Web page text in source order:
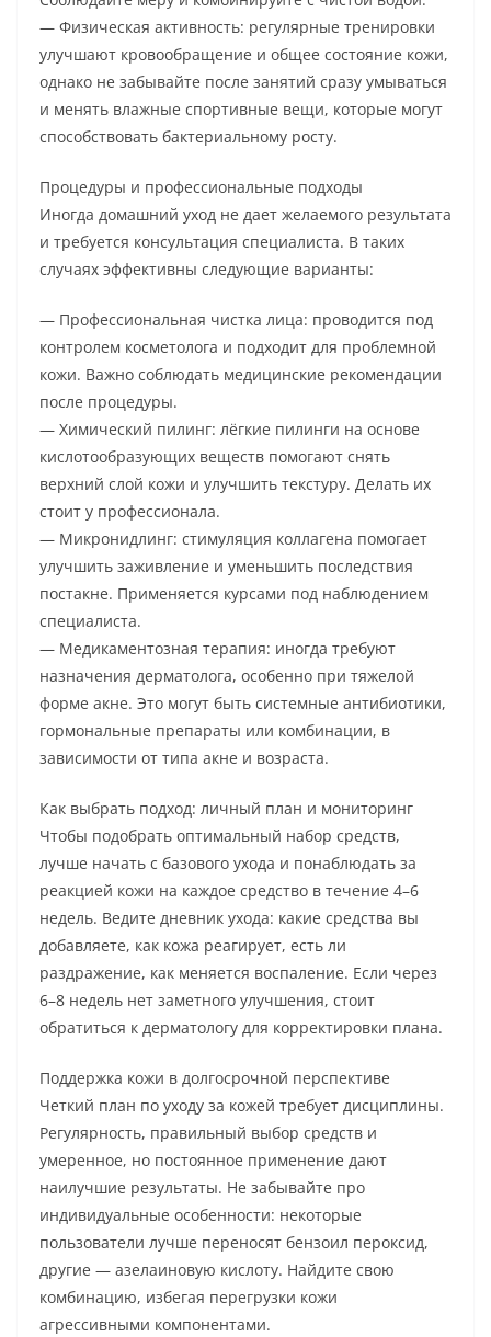
— Физическая активность: регулярные тренировки
улучшают кровообращение и общее состояние кожи,
однако не забывайте после занятий сразу умываться
и менять влажные спортивные вещи, которые могут
способствовать бактериальному росту.
Процедуры и профессиональные подходы
Иногда домашний уход не дает желаемого результата
и требуется консультация специалиста. В таких
случаях эффективны следующие варианты:
— Профессиональная чистка лица: проводится под
контролем косметолога и подходит для проблемной
кожи. Важно соблюдать медицинские рекомендации
после процедуры.
— Химический пилинг: лёгкие пилинги на основе
кислотообразующих веществ помогают снять
верхний слой кожи и улучшить текстуру. Делать их
стоит у профессионала.
— Микронидлинг: стимуляция коллагена помогает
улучшить заживление и уменьшить последствия
постакне. Применяется курсами под наблюдением
специалиста.
— Медикаментозная терапия: иногда требуют
назначения дерматолога, особенно при тяжелой
форме акне. Это могут быть системные антибиотики,
гормональные препараты или комбинации, в
зависимости от типа акне и возраста.
Как выбрать подход: личный план и мониторинг
Чтобы подобрать оптимальный набор средств,
лучше начать с базового ухода и понаблюдать за
реакцией кожи на каждое средство в течение 4–6
недель. Ведите дневник ухода: какие средства вы
добавляете, как кожа реагирует, есть ли
раздражение, как меняется воспаление. Если через
6–8 недель нет заметного улучшения, стоит
обратиться к дерматологу для корректировки плана.
Поддержка кожи в долгосрочной перспективе
Четкий план по уходу за кожей требует дисциплины.
Регулярность, правильный выбор средств и
умеренное, но постоянное применение дают
наилучшие результаты. Не забывайте про
индивидуальные особенности: некоторые
пользователи лучше переносят бензоил пероксид,
другие — азелаиновую кислоту. Найдите свою
комбинацию, избегая перегрузки кожи
агрессивными компонентами.